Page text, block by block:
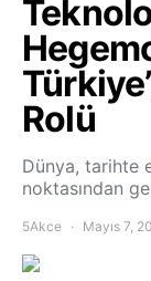
Rolü
Dünya, tarihte
noktasından
5Akce Mayıs 7,